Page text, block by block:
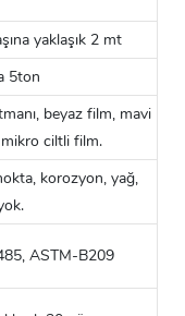
yaklaşık 2 mt
5ton
beyaz film, mavi
ciltli film.
korozyon, yağ,
ASTM-B209